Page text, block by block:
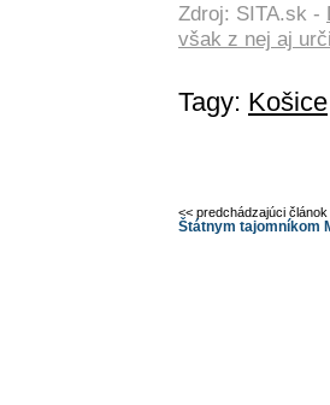
Zdroj: SITA.sk -
však z nej aj
Tagy: Košice
<< predchádzajúci článok
Štátnym tajomníkom